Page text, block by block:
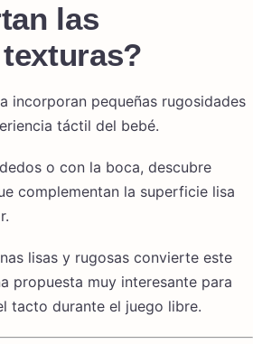
las
incorporan pequeñas rugosidades
táctil del bebé.
o con la boca, descubre
complementan la superficie lisa
lisas y rugosas convierte este
propuesta muy interesante para
tacto durante el juego libre.